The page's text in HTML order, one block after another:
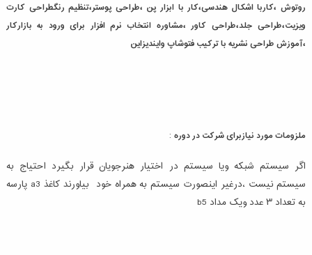
روتوش ،کاربا اشکال هندسی،کار با ابزار پن ،طراحی پوستر،تنظیم رنگطراحی کارت
ویزیت،طراحی جلد،طراحی کاور ،مشاوره انتخاب نرم افزار برای ورود به بازارکار
،آموزش طراحی نشریه با ترکیب فتوشاپ وایندیزاین
ملزومات مورد نیازبرای شرکت در دوره:
اگر سیستم شبکه ویا سیستم در اختیار هنرجویان قرار بگیرد احتیاج به
سیستم نیست ،درغیر اینصورت سیستم به همراه خود بیاورند کاغذ a3 پارسه
به تعداد ۳ عدد ویک مداد b5